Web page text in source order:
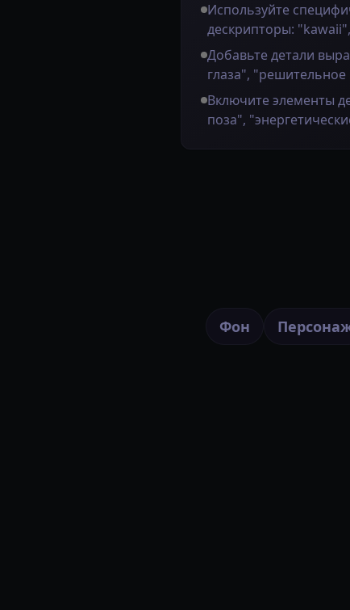
Используйте
дескрипторы:
Добавьте детали
глаза",
Включите элементы
поза",
Фон